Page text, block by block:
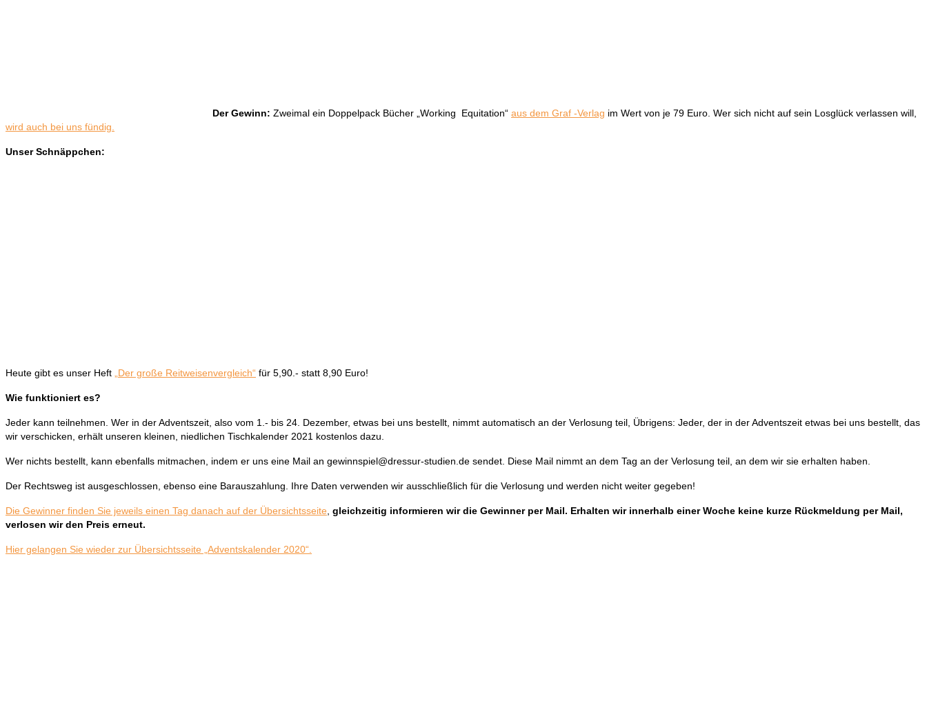
Der Gewinn: Zweimal ein Doppelpack Bücher „Working Equitation“ aus dem Graf -Verlag im Wert von je 79 Euro. Wer sich nicht auf sein Losglück verlassen will,
wird auch bei uns fündig.
Unser Schnäppchen:
Heute gibt es unser Heft „Der große Reitweisenvergleich“ für 5,90.- statt 8,90 Euro!
Wie funktioniert es?
Jeder kann teilnehmen. Wer in der Adventszeit, also vom 1.- bis 24. Dezember, etwas bei uns bestellt, nimmt automatisch an der Verlosung teil, Übrigens: Jeder, der in der Adventszeit etwas bei uns bestellt, das
wir verschicken, erhält unseren kleinen, niedlichen Tischkalender 2021 kostenlos dazu.
Wer nichts bestellt, kann ebenfalls mitmachen, indem er uns eine Mail an gewinnspiel@dressur-studien.de sendet. Diese Mail nimmt an dem Tag an der Verlosung teil, an dem wir sie erhalten haben.
Der Rechtsweg ist ausgeschlossen, ebenso eine Barauszahlung. Ihre Daten verwenden wir ausschließlich für die Verlosung und werden nicht weiter gegeben!
Die Gewinner finden Sie jeweils einen Tag danach auf der Übersichtsseite gleichzeitig informieren wir die Gewinner per Mail. Erhalten wir innerhalb einer Woche keine kurze Rückmeldung per Mail,
verlosen wir den Preis erneut.
Hier gelangen Sie wieder zur Übersichtsseite „Adventskalender 2020“.